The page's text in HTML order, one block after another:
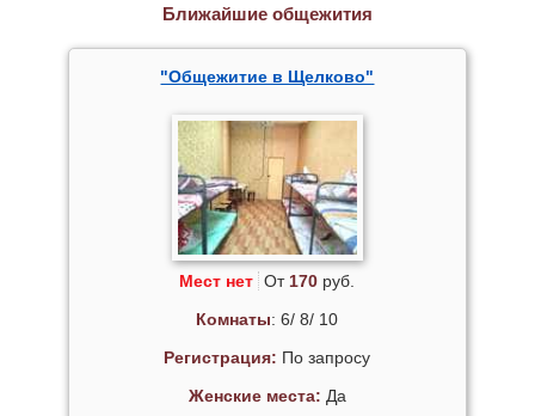
Ближайшие общежития
"Общежитие в Щелково"
Мест нет От 170 руб.
Комнаты: 6/ 8/ 10
Регистрация: По запросу
Женские места: Да